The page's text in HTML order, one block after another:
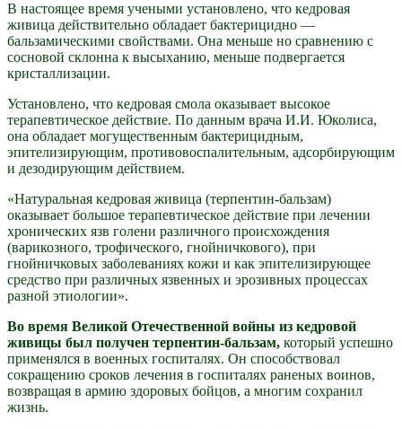
В настоящее время учеными установлено, что кедровая
живица действительно обладает бактерицидно —
бальзамическими свойствами. Она меньше но сравнению с
сосновой склонна к высыханию, меньше подвергается
кристаллизации.
Установлено, что кедровая смола оказывает высокое
терапевтическое действие. По данным врача И.И. Юколиса,
она обладает могущественным бактерицидным,
эпителизирующим, противовоспалительным, адсорбирующим
и дезодирующим действием.
«Натуральная кедровая живица (терпентин-бальзам)
оказывает большое терапевтическое действие при лечении
хронических язв голени различного происхождения
(варикозного, трофического, гнойничкового), при
гнойничковых заболеваниях кожи и как эпителизирующее
средство при различных язвенных и эрозивных процессах
разной этиологии».
Во время Великой Отечественной войны из кедровой
живицы был получен терпентин-бальзам, который успешно
применялся в военных госпиталях. Он способствовал
сокращению сроков лечения в госпиталях раненых воинов,
возвращая в армию здоровых бойцов, а многим сохранил
жизнь.